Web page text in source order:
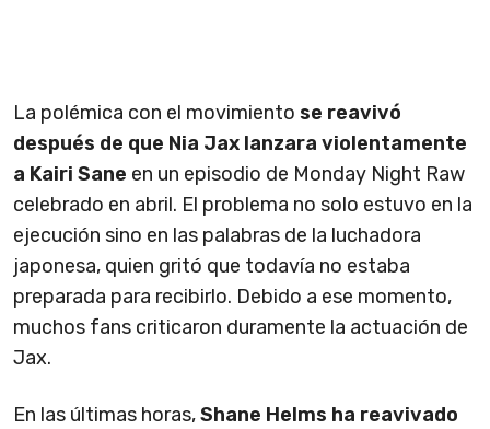
La polémica con el movimiento se reavivó
después de que Nia Jax lanzara violentamente
a Kairi Sane en un episodio de Monday Night Raw
celebrado en abril. El problema no solo estuvo en la
ejecución sino en las palabras de la luchadora
japonesa, quien gritó que todavía no estaba
preparada para recibirlo. Debido a ese momento,
muchos fans criticaron duramente la actuación de
Jax.
En las últimas horas,Shane Helms ha reavivado